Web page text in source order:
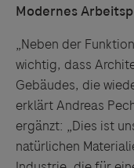
Modernes
„Neben der
wichtig, dass
Gebäudes, die
erklärt Andreas
ergänzt: „Dies ist
natürlichen